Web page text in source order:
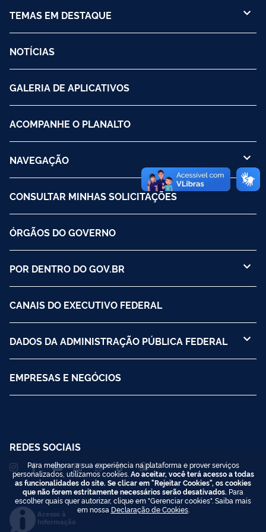
TEMAS EM DESTAQUE
NOTÍCIAS
GALERIA DE APLICATIVOS
ACOMPANHE O PLANALTO
NAVEGAÇÃO
CONSULTAR MINHAS SOLICITAÇÕES
ÓRGÃOS DO GOVERNO
POR DENTRO DO GOV.BR
CANAIS DO EXECUTIVO FEDERAL
DADOS DA ADMINISTRAÇÃO PÚBLICA FEDERAL
EMPRESAS E NEGÓCIOS
REDES SOCIAIS
Acesso à
Informação
Para melhorar a sua experiência na plataforma e prover serviços
personalizados, utilizamos cookies. Ao aceitar, você terá acesso a todas
as funcionalidades do site. Se clicar em "Rejeitar Cookies", os cookies
que não forem estritamente necessários serão desativados. Para
escolher quais quer autorizar, clique em "Gerenciar cookies". Saiba mais
em nossa Declaração de Cookies.